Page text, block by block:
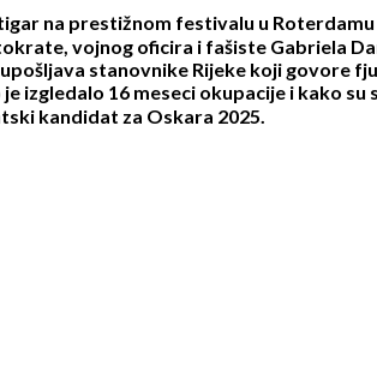
na prestižnom festivalu u
vojnog oficira i fašiste Gabriela
stanovnike Rijeke koji govore
izgledalo 16 meseci okupacije i kako su
kandidat za Oskara 2025.